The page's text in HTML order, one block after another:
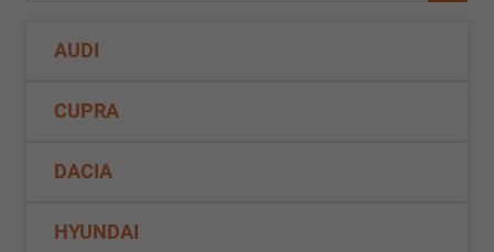
AUDI
CUPRA
DACIA
HYUNDAI